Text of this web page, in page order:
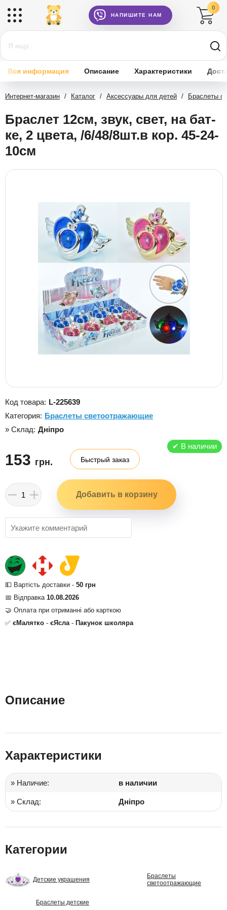
НАПИШИТЕ НАМ
0
Вся информация Описание Характеристики
Интернет-магазин / Каталог / Аксессуары для детей / Браслеты
Браслет 12см, звук, свет, на бат-
ке, 2 цвета, /6/48/8шт.в кор. 45-24-
10см
Код товара: L-225639
Категория: Браслеты светоотражающие
» Склад: Дніпро
✔ В наличии
153 грн. Быстрый заказ
💵 Вартість доставки - 50 грн
📅 Відправка 10.08.2026
🤝 Оплата при отриманні або карткою
✅ єМалятко - єЯсла- Пакунок школяра
Описание
Характеристики
» Наличие: в наличии
» Склад: Дніпро
Категории
Детские украшения
Браслеты
светоотражающие
Браслеты детские